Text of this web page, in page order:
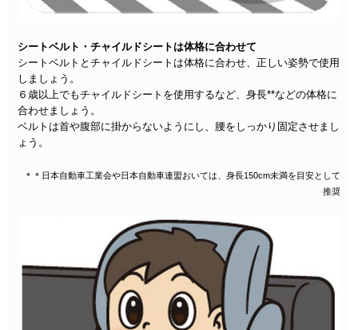
シートベルト・チャイルドシートは体格に合わせて
シートベルトとチャイルドシートは体格に合わせ、正しい姿勢で使用
しましょう。
６歳以上でもチャイルドシートを使用するなど、身長**などの体格に
合わせましょう。
ベルトは首や腹部に掛からないようにし、腰をしっかり固定させまし
ょう。
＊＊日本自動車工業会や日本自動車連盟おいては、身長150cm未満を目安として
推奨